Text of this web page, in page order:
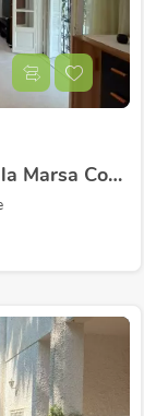
A louer un RDC de villa à la Marsa Corniche